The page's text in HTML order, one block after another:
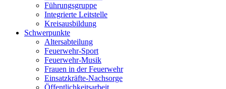
Führungsgruppe
Integrierte Leitstelle
Kreisausbildung
Schwerpunkte
Altersabteilung
Feuerwehr-Sport
Feuerwehr-Musik
Frauen in der Feuerwehr
Einsatzkräfte-Nachsorge
Öffentlichkeitsarbeit